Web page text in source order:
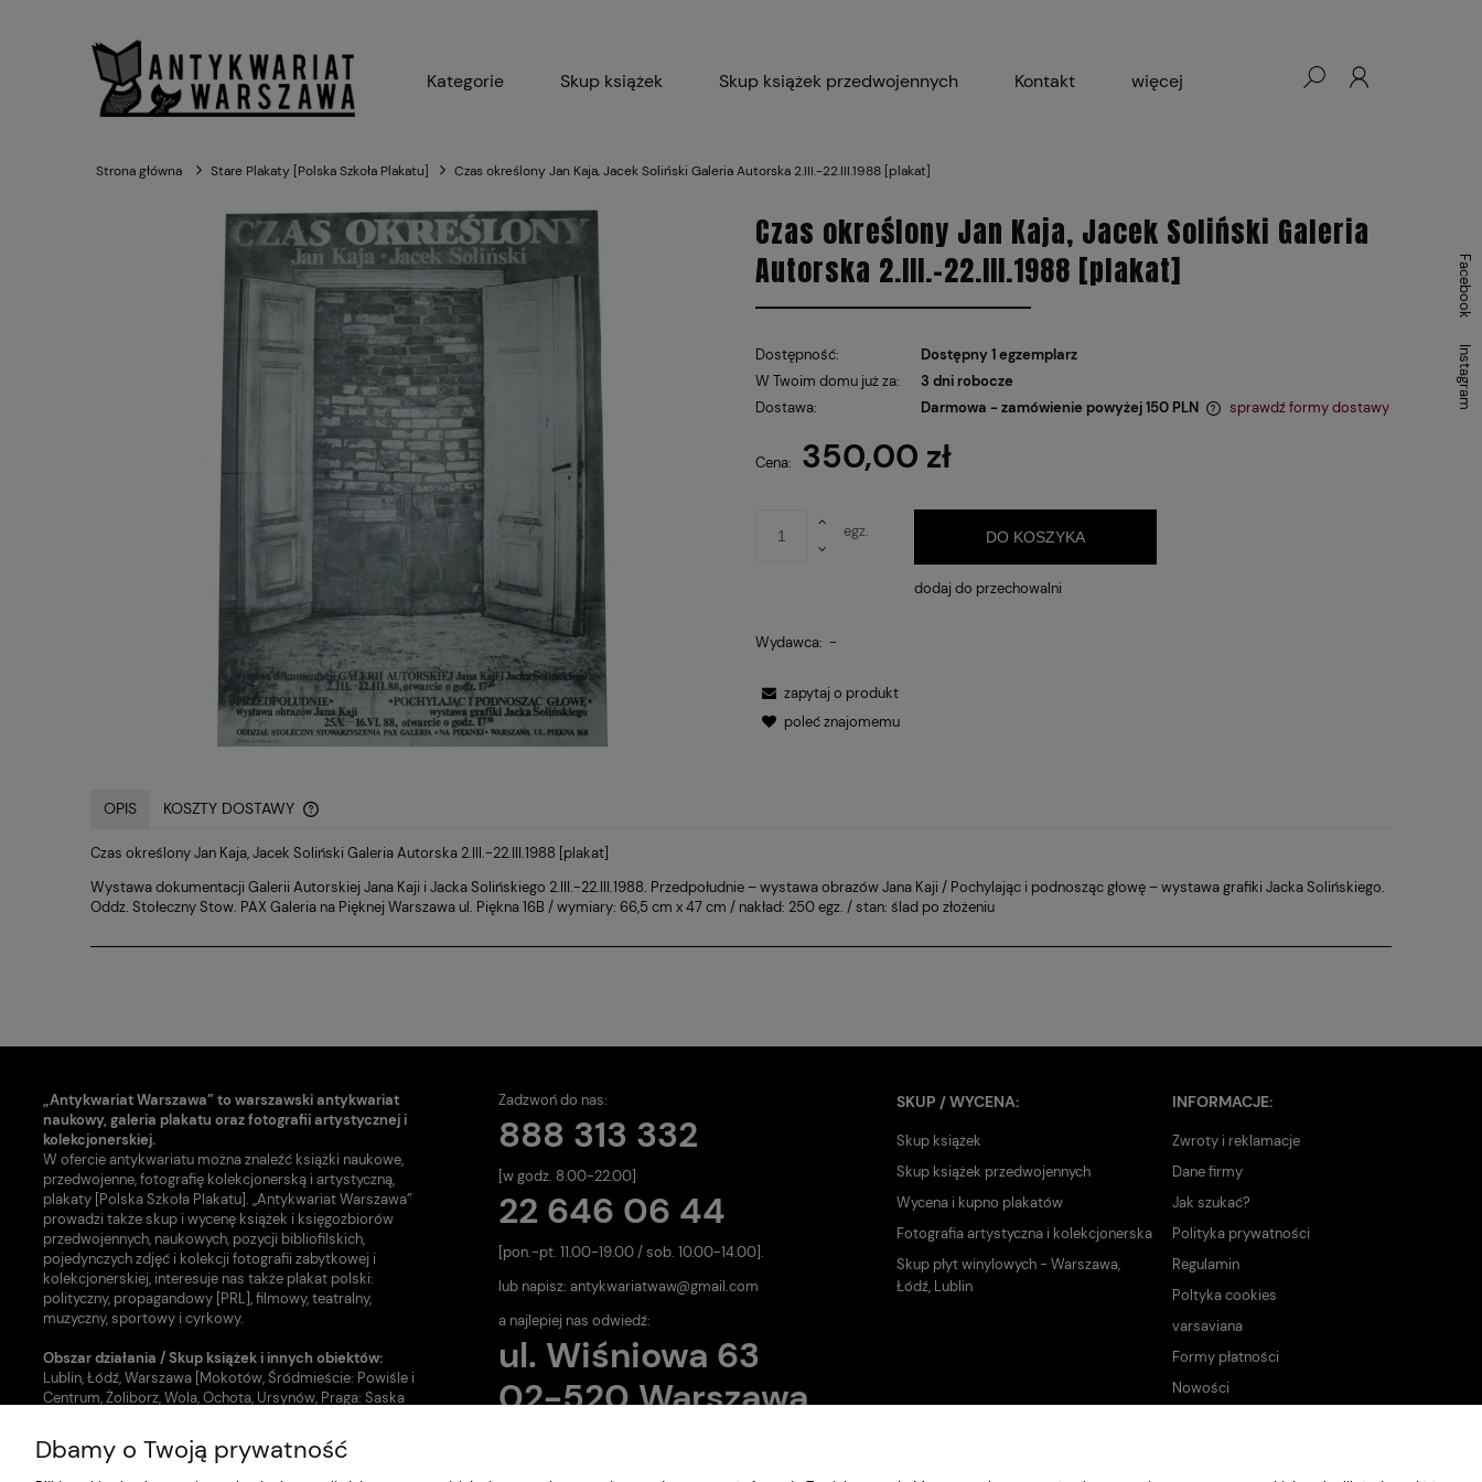
Kategorie Skup książek Skup książek przedwojennych Kontakt więcej
Strona główna Stare Plakaty [Polska Szkoła Plakatu] Czas określony Jan Kaja, Jacek Soliński Galeria Autorska 2.III.-22.III.1988 [plakat]
Czas określony Jan Kaja, Jacek Soliński Galeria
Autorska 2.III.-22.III.1988 [plakat]
Dostępność:
Dostępny 1 egzemplarz
W Twoim domu już za:
3 dni robocze
Dostawa:
Darmowa - zamówienie powyżej 150 PLN
Cena nie zawiera ewentualnych kosztów
sprawdź formy dostawy
Cena: 350,00 zł
egz. DO KOSZYKA
dodaj do przechowalni
Wydawca: -
zapytaj o produkt
poleć znajomemu
OPIS KOSZTY DOSTAWY
KOSZTÓW PŁATNOŚCI
Czas określony Jan Kaja, Jacek Soliński Galeria Autorska 2.III.-22.III.1988 [plakat]
Wystawa dokumentacji Galerii Autorskiej Jana Kaji i Jacka Solińskiego 2.III.-22.III.1988. Przedpołudnie – wystawa obrazów Jana Kaji / Pochylając i podnosząc głowę – wystawa grafiki Jacka Solińskiego.
Oddz. Stołeczny Stow. PAX Galeria na Pięknej Warszawa ul. Piękna 16B / wymiary: 66,5 cm x 47 cm / nakład: 250 egz. / stan: ślad po złożeniu
Facebook
Instagram
„Antykwariat Warszawa” to warszawski antykwariat
naukowy, galeria plakatu oraz fotografii artystycznej i
kolekcjonerskiej.
W ofercie antykwariatu można znaleźć książki naukowe,
przedwojenne, fotografię kolekcjonerską i artystyczną,
plakaty [Polska Szkoła Plakatu]. „Antykwariat Warszawa”
prowadzi także skup i wycenę książek i księgozbiorów
przedwojennych, naukowych, pozycji bibliofilskich,
pojedynczych zdjęć i kolekcji fotografii zabytkowej i
kolekcjonerskiej, interesuje nas także plakat polski:
polityczny, propagandowy [PRL], filmowy, teatralny,
muzyczny, sportowy i cyrkowy.
Obszar działania / Skup książek i innych obiektów:
Lublin, Łódź, Warszawa [Mokotów, Śródmieście: Powiśle i
Centrum, Żoliborz, Wola, Ochota, Ursynów, Praga: Saska
Nasze usługi w zakresie uzupełnienia zbiorów:
- Skup książek [Warszawa, Lublin, Łódź]
Zadzwoń do nas:
888 313 332
[w godz. 8.00-22.00]
22 646 06 44
[pon.-pt. 11.00-19.00 / sob. 10.00-14.00].
lub napisz: antykwariatwaw@gmail.com
a najlepiej nas odwiedź:
ul. Wiśniowa 63
02-520 Warszawa
SKUP / WYCENA:
Skup książek
Skup książek przedwojennych
Wycena i kupno plakatów
Fotografia artystyczna i kolekcjonerska
Skup płyt winylowych - Warszawa,
Łódź, Lublin
INFORMACJE:
Zwroty i reklamacje
Dane firmy
Jak szukać?
Polityka prywatności
Regulamin
Poltyka cookies
varsaviana
Formy płatności
Nowości
Dbamy o Twoją prywatność